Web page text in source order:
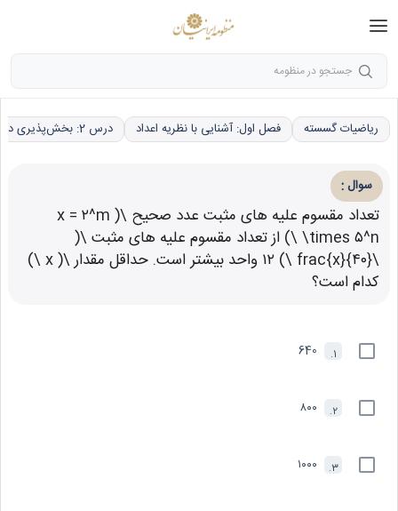
جستجو در منظومه
ریاضیات گسسته فصل اول: آشنایی با نظریه اعداد درس 2: بخش‌پذیری در اعداد صحیح
سوال :
تعداد مقسوم علیه های مثبت عدد صحیح \( x = ۲^m
\times ۵^n \) از تعداد مقسوم علیه های مثبت \(
\frac{x}{۴۰} \) ۱۲ واحد بیشتر است. حداقل مقدار \( x \)
کدام است؟
1.
640
2. ۸۰۰
3. ۱۰۰۰